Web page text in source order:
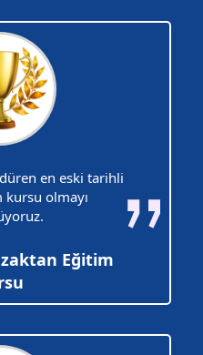
en eski tarihli
olmayı
Eğitim